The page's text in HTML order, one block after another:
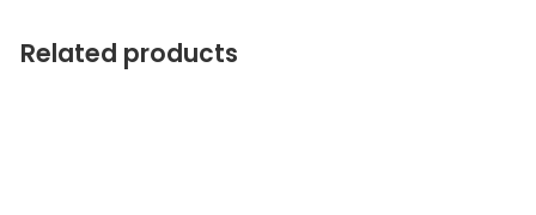
Related products